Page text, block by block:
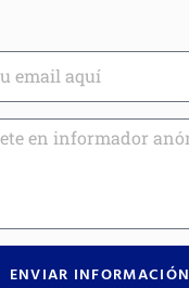
ENVIAR INFORMACIÓN